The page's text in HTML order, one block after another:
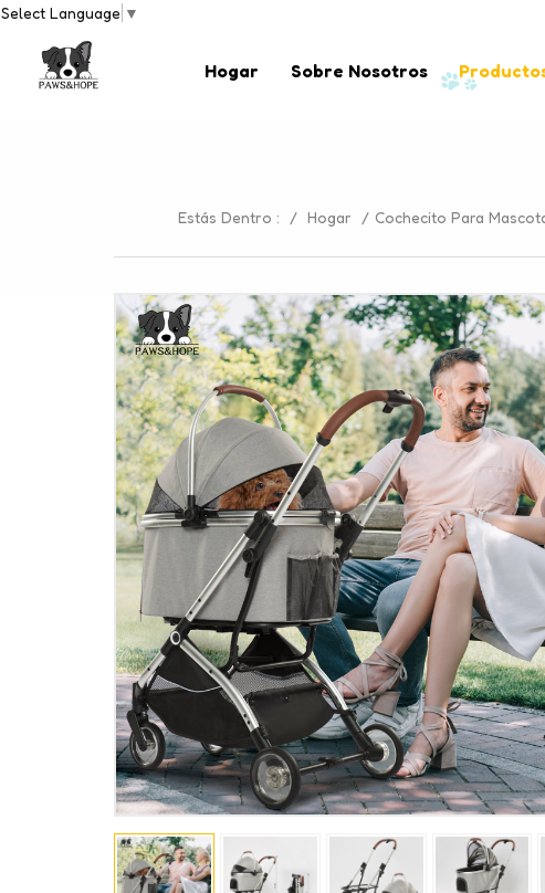
Select Language ▼
Hogar Sobre Nosotros
Estás Dentro : / Hogar / Cochecito Para